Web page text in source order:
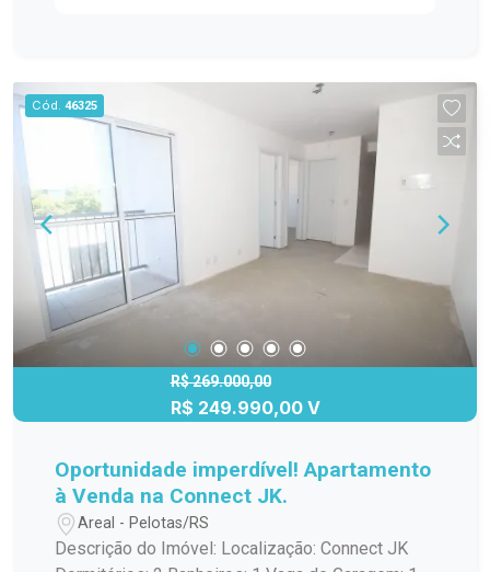
confraternização com amigos e familiares.
Banheiro: Equipado com todos os acessórios
necessários para seu conforto. Vaga de garagem
privativa: Segurança e comodidade para seu
veículo. O Condomínio Connect JK oferece ainda
uma infraestrutura completa com áreas de lazer,
segurança 24 horas e localização privilegiada.
Não perca a oportunidade de morar em um local
que combina qualidade de vida e praticidade.
Entre em contato para mais informações e
agende uma visita!
Cód. 46325
R$ 269.000,00
R$ 249.990,00 V
Oportunidade imperdível! Apartamento
à Venda na Connect JK.
Areal - Pelotas/RS
Descrição do Imóvel: Localização: Connect JK